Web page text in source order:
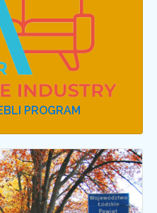
PROGRAM